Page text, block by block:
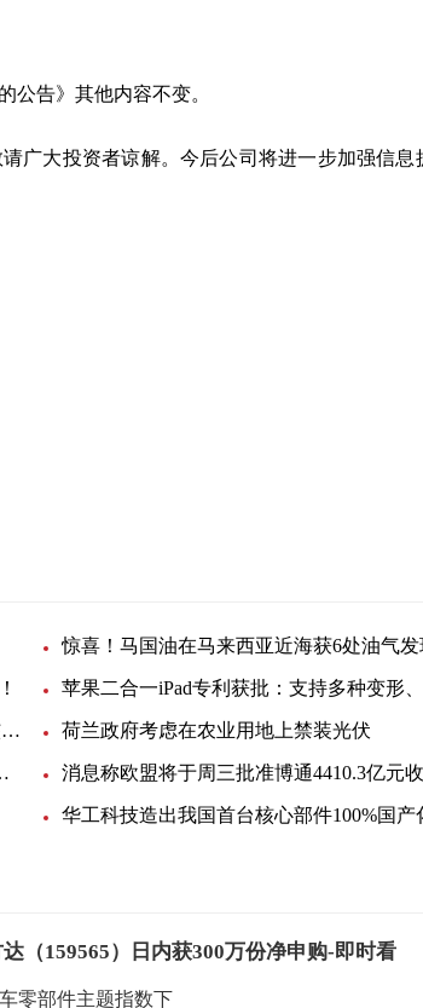
公告》其他内容不变。
广大投资者谅解。今后公司将进一步加强信息
惊喜！马国油在马来西亚近海获6处油气发
韩国反排海团队与日本民众共同举行集会 反对强推核污染水排海 荷兰政府考虑在农业用地上禁装光伏
升，看涨未来油价 消息称欧盟将于周三批准博通4410.3亿元
（159565）日内获300万份净申购-即时看
零部件主题指数下